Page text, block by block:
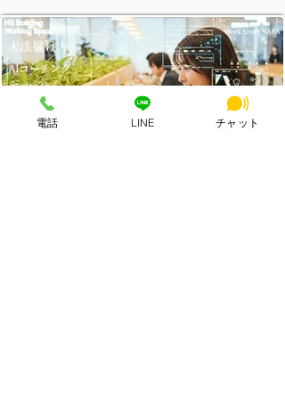
電話 LINE チャット